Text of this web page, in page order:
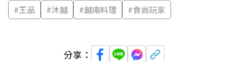
#王品 #沐越 #越南料理 #食尚玩家
分享：